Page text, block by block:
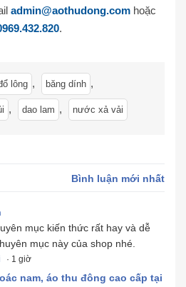
admin@aothudong.com hoặc
.
lông , băng dính ,
, dao lam , nước xả vải
Bình luận mới nhất
mục kiến thức rất hay và dễ
mục này của shop nhé.
· 1 giờ
nam, áo thu đông cao cấp tại